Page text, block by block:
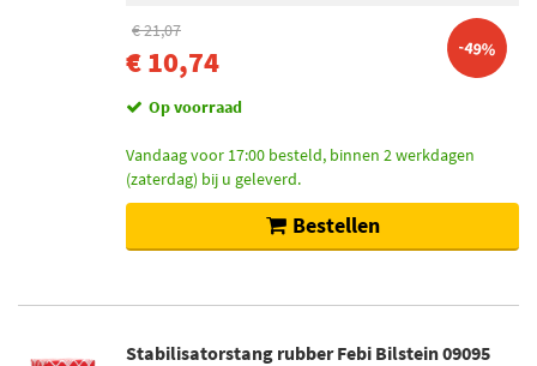
€ 21,07
€ 10,74 -49%
Op voorraad
Vandaag voor 17:00 besteld, binnen 2 werkdagen
(zaterdag) bij u geleverd.
Bestellen
Stabilisatorstang rubber Febi Bilstein 09095